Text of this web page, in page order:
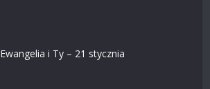
Ewangelia i Ty – 21 stycznia